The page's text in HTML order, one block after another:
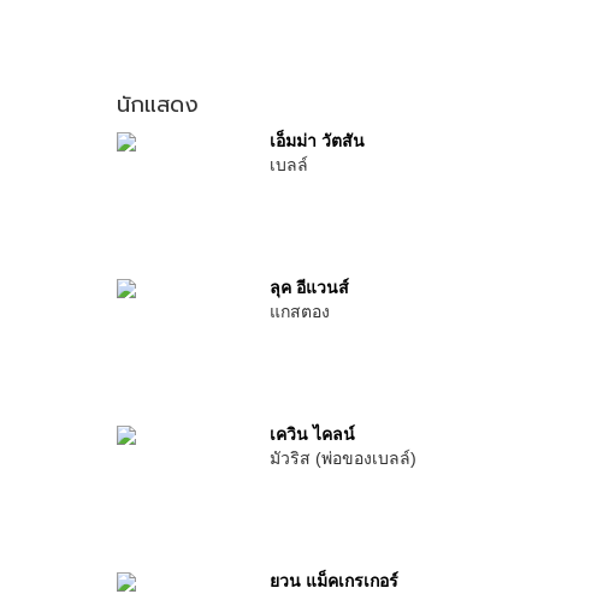
นักแสดง
เอ็มม่า วัตสัน
เบลล์
ลุค อีแวนส์
แกสตอง
เควิน ไคลน์
มัวริส (พ่อของเบลล์)
ยวน แม็คเกรเกอร์